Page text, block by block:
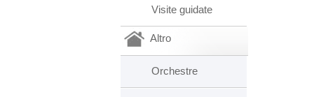
Visite guidate
Altro
Orchestre